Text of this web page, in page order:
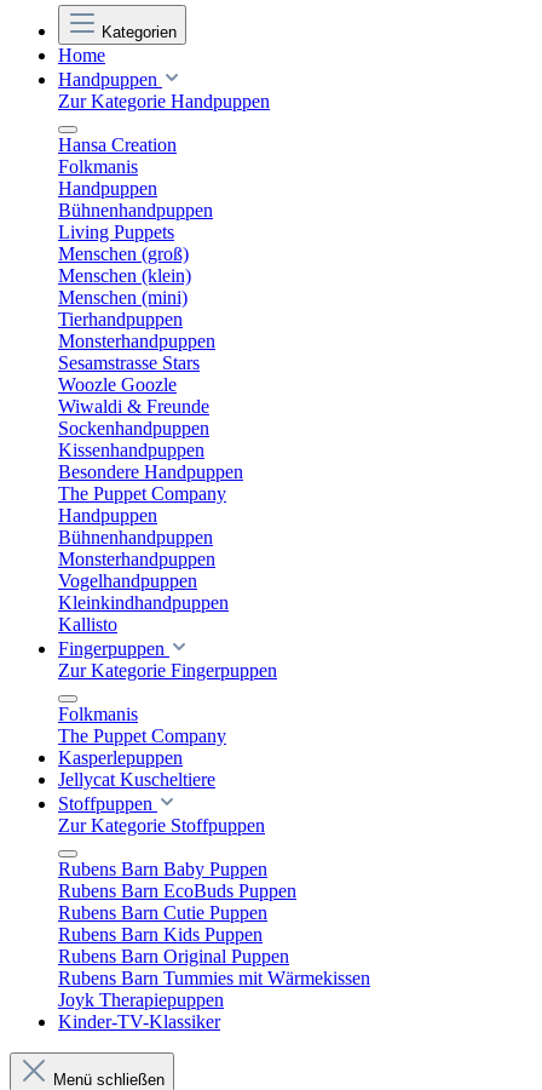
Kategorien
Home
Handpuppen
Zur Kategorie Handpuppen
Hansa Creation
Folkmanis
Handpuppen
Bühnenhandpuppen
Living Puppets
Menschen (groß)
Menschen (klein)
Menschen (mini)
Tierhandpuppen
Monsterhandpuppen
Sesamstrasse Stars
Woozle Goozle
Wiwaldi & Freunde
Sockenhandpuppen
Kissenhandpuppen
Besondere Handpuppen
The Puppet Company
Handpuppen
Bühnenhandpuppen
Monsterhandpuppen
Vogelhandpuppen
Kleinkindhandpuppen
Kallisto
Fingerpuppen
Zur Kategorie Fingerpuppen
Folkmanis
The Puppet Company
Kasperlepuppen
Jellycat Kuscheltiere
Stoffpuppen
Zur Kategorie Stoffpuppen
Rubens Barn Baby Puppen
Rubens Barn EcoBuds Puppen
Rubens Barn Cutie Puppen
Rubens Barn Kids Puppen
Rubens Barn Original Puppen
Rubens Barn Tummies mit Wärmekissen
Joyk Therapiepuppen
Kinder-TV-Klassiker
Menü schließen